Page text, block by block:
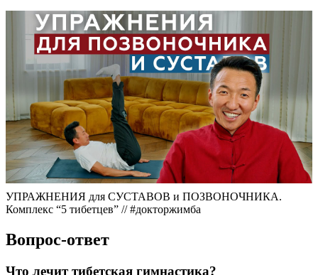
УПРАЖНЕНИЯ для СУСТАВОВ и ПОЗВОНОЧНИКА.
Комплекс “5 тибетцев” // #докторжимба
Вопрос-ответ
Что лечит тибетская гимнастика?